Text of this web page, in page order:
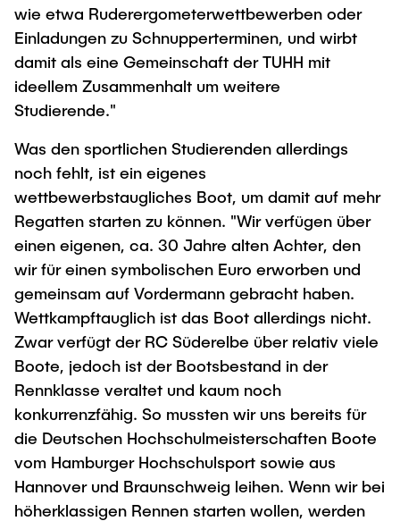
wie etwa Ruderergometerwettbewerben oder
Einladungen zu Schnupperterminen, und wirbt
damit als eine Gemeinschaft der TUHH mit
ideellem Zusammenhalt um weitere
Studierende."
Was den sportlichen Studierenden allerdings
noch fehlt, ist ein eigenes
wettbewerbstaugliches Boot, um damit auf mehr
Regatten starten zu können. "Wir verfügen über
einen eigenen, ca. 30 Jahre alten Achter, den
wir für einen symbolischen Euro erworben und
gemeinsam auf Vordermann gebracht haben.
Wettkampftauglich ist das Boot allerdings nicht.
Zwar verfügt der RC Süderelbe über relativ viele
Boote, jedoch ist der Bootsbestand in der
Rennklasse veraltet und kaum noch
konkurrenzfähig. So mussten wir uns bereits für
die Deutschen Hochschulmeisterschaften Boote
vom Hamburger Hochschulsport sowie aus
Hannover und Braunschweig leihen. Wenn wir bei
höherklassigen Rennen starten wollen, werden